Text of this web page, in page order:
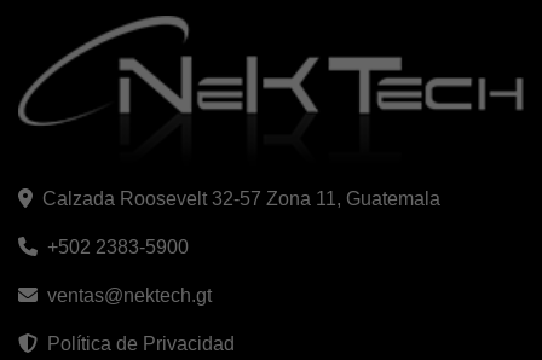
Calzada Roosevelt 32-57 Zona 11, Guatemala
+502 2383-5900
ventas@nektech.gt
Política de Privacidad